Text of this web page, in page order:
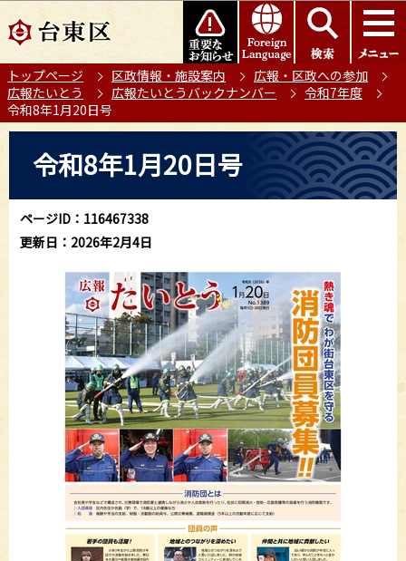
の
ー
ジ
の
このページの本文へ移動
トップページ 区政情報・施設案内
広報・区政への参加
広報たいとう
広報たいとうバックナンバー
令和7年度
令和8年1月20日号
か
令和8年1月20日号
ページID：116467338
更新日：2026年2月4日